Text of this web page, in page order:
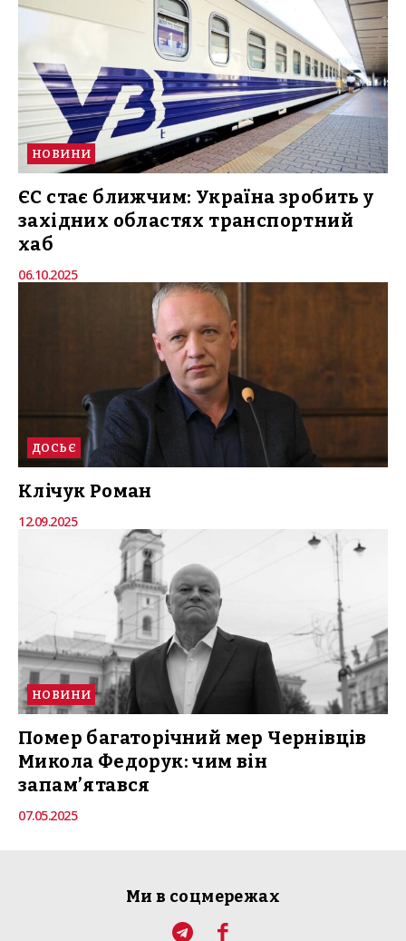
НОВИНИ
ЄС стає ближчим: Україна зробить у
західних областях транспортний
хаб
06.10.2025
ДОСЬЄ
Клічук Роман
12.09.2025
НОВИНИ
Помер багаторічний мер Чернівців
Микола Федорук: чим він
запам’ятався
07.05.2025
Ми в соцмережах